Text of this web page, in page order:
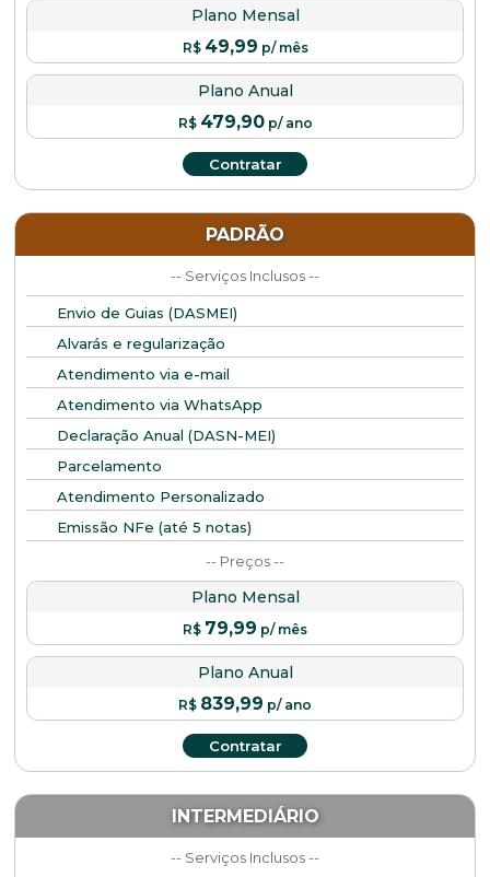
Plano Mensal
R$ 49,99 p/ mês
Plano Anual
R$ 479,90p/ ano
Contratar
PADRÃO
-- Serviços Inclusos --
Envio de Guias (DASMEI)
Alvarás e regularização
Atendimento via e-mail
Atendimento via WhatsApp
Declaração Anual (DASN-MEI)
Parcelamento
Atendimento Personalizado
Emissão NFe (até 5 notas)
-- Preços --
Plano Mensal
R$ 79,99 p/ mês
Plano Anual
R$ 839,99 p/ ano
Contratar
INTERMEDIÁRIO
-- Serviços Inclusos --